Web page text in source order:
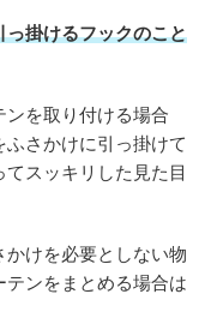
掛けるフックのこと
を取り付ける場合
さかけに引っ掛けて
スッキリした見た目
けを必要としない物
テンをまとめる場合は